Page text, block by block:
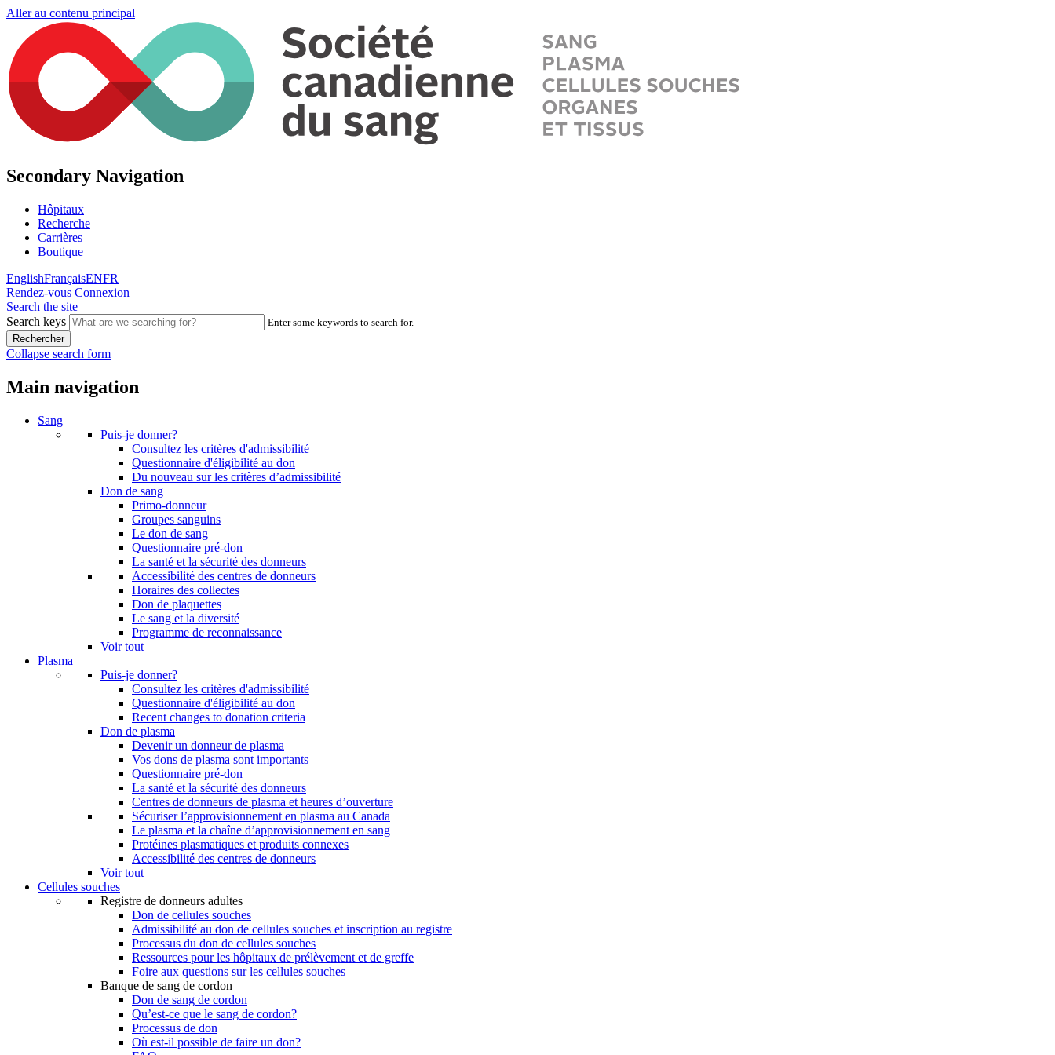
Aller au contenu principal
Secondary Navigation
Hôpitaux
Recherche
Carrières
Boutique
EnglishFrançaisENFR
Rendez-vous Connexion
Search the site
Search keys
Enter some keywords to search for.
Collapse search form
Main navigation
Sang
Puis-je donner?
Consultez les critères d'admissibilité
Questionnaire d'éligibilité au don
Du nouveau sur les critères d’admissibilité
Don de sang
Primo-donneur
Groupes sanguins
Le don de sang
Questionnaire pré-don
La santé et la sécurité des donneurs
Accessibilité des centres de donneurs
Horaires des collectes
Don de plaquettes
Le sang et la diversité
Programme de reconnaissance
Voir tout
Plasma
Puis-je donner?
Consultez les critères d'admissibilité
Questionnaire d'éligibilité au don
Recent changes to donation criteria
Don de plasma
Devenir un donneur de plasma
Vos dons de plasma sont importants
Questionnaire pré-don
La santé et la sécurité des donneurs
Centres de donneurs de plasma et heures d’ouverture
Sécuriser l’approvisionnement en plasma au Canada
Le plasma et la chaîne d’approvisionnement en sang
Protéines plasmatiques et produits connexes
Accessibilité des centres de donneurs
Voir tout
Cellules souches
Registre de donneurs adultes
Don de cellules souches
Admissibilité au don de cellules souches et inscription au registre
Processus du don de cellules souches
Ressources pour les hôpitaux de prélèvement et de greffe
Foire aux questions sur les cellules souches
Banque de sang de cordon
Don de sang de cordon
Qu’est-ce que le sang de cordon?
Processus de don
Où est-il possible de faire un don?